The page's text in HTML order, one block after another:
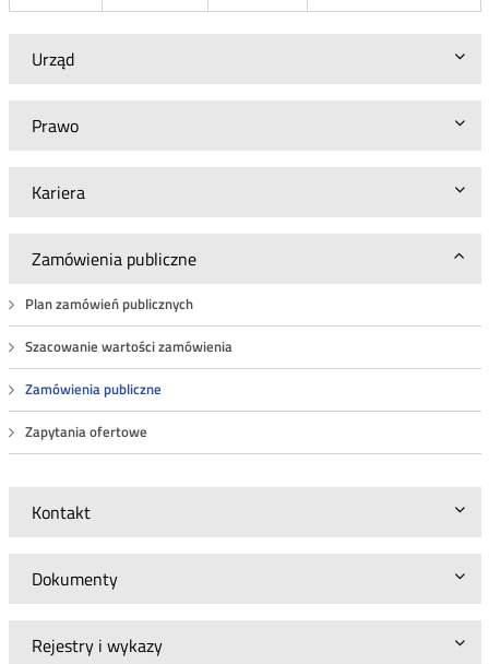
Urząd
Prawo
Kariera
Zamówienia publiczne
Plan zamówień publicznych
Szacowanie wartości zamówienia
Zamówienia publiczne
Zapytania ofertowe
Kontakt
Dokumenty
Rejestry i wykazy